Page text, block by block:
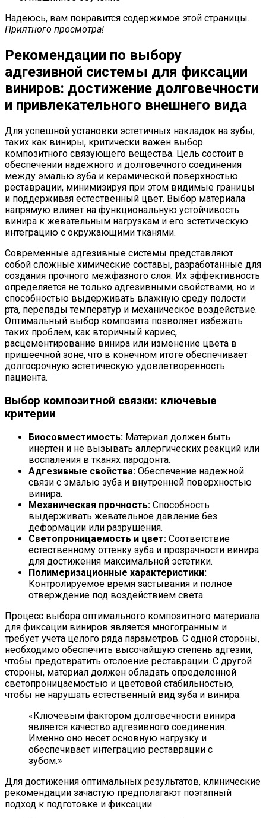
Надеюсь, вам понравится содержимое этой страницы.
Приятного просмотра!
Рекомендации по выбору
адгезивной системы для фиксации
виниров: достижение долговечности
и привлекательного внешнего вида
Для успешной установки эстетичных накладок на зубы,
таких как виниры, критически важен выбор
композитного связующего вещества. Цель состоит в
обеспечении надежного и долговечного соединения
между эмалью зуба и керамической поверхностью
реставрации, минимизируя при этом видимые границы
и поддерживая естественный цвет. Выбор материала
напрямую влияет на функциональную устойчивость
винира к жевательным нагрузкам и его эстетическую
интеграцию с окружающими тканями.
Современные адгезивные системы представляют
собой сложные химические составы, разработанные для
создания прочного межфазного слоя. Их эффективность
определяется не только адгезивными свойствами, но и
способностью выдерживать влажную среду полости
рта, перепады температур и механическое воздействие.
Оптимальный выбор композита позволяет избежать
таких проблем, как вторичный кариес,
расцементирование винира или изменение цвета в
пришеечной зоне, что в конечном итоге обеспечивает
долгосрочную эстетическую удовлетворенность
пациента.
Выбор композитной связки: ключевые
критерии
Биосовместимость: Материал должен быть
инертен и не вызывать аллергических реакций или
воспаления в тканях пародонта.
Адгезивные свойства: Обеспечение надежной
связи с эмалью зуба и внутренней поверхностью
винира.
Механическая прочность: Способность
выдерживать жевательное давление без
деформации или разрушения.
Светопроницаемость и цвет: Соответствие
естественному оттенку зуба и прозрачности винира
для достижения максимальной эстетики.
Полимеризационные характеристики:
Контролируемое время застывания и полное
отверждение под воздействием света.
Процесс выбора оптимального композитного материала
для фиксации виниров является многогранным и
требует учета целого ряда параметров. С одной стороны,
необходимо обеспечить высочайшую степень адгезии,
чтобы предотвратить отслоение реставрации. С другой
стороны, материал должен обладать определенной
светопроницаемостью и цветовой стабильностью,
чтобы не нарушать естественный вид зуба и винира.
«Ключевым фактором долговечности винира
является качество адгезивного соединения.
Именно оно несет основную нагрузку и
обеспечивает интеграцию реставрации с
зубом.»
Для достижения оптимальных результатов, клинические
рекомендации зачастую предполагают поэтапный
подход к подготовке и фиксации.